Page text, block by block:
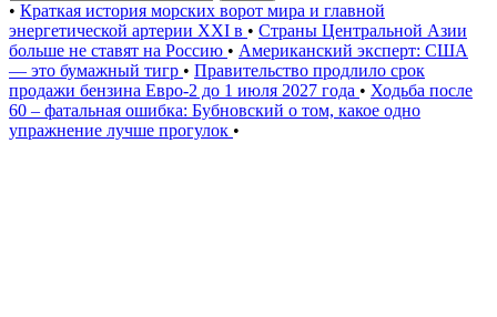
• Краткая история морских ворот мира и главной
энергетической артерии XXI в • Страны Центральной Азии
больше не ставят на Россию • Американский эксперт: США
— это бумажный тигр • Правительство продлило срок
продажи бензина Евро-2 до 1 июля 2027 года • Ходьба после
60 – фатальная ошибка: Бубновский о том, какое одно
упражнение лучше прогулок •